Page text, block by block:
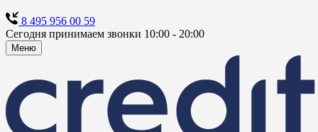
8 495 956 00 59
Сегодня принимаем звонки 10:00 - 20:00
Меню